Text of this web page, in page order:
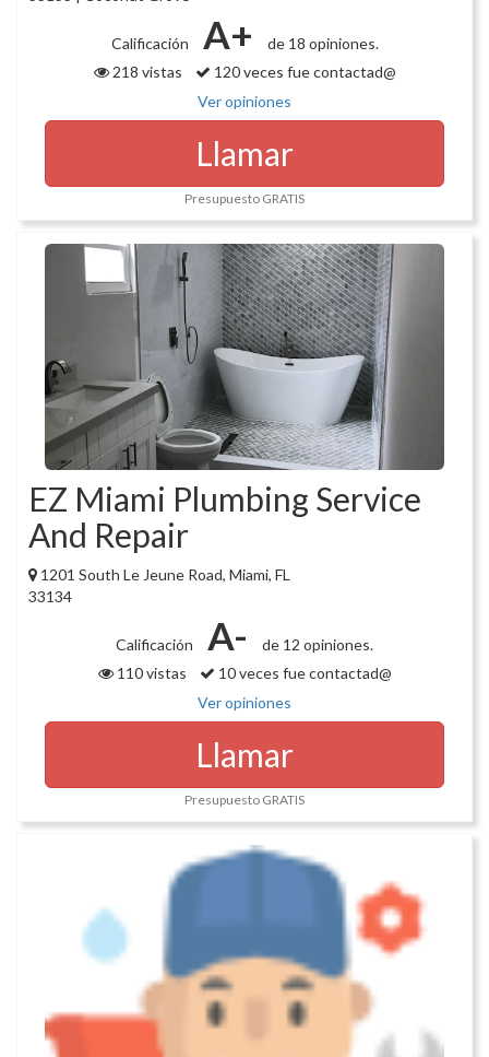
Calificación A+
de 18 opiniones.
218 vistas
120 veces fue contactad@
Ver opiniones
Llamar
Presupuesto GRATIS
EZ Miami Plumbing Service
And Repair
1201 South Le Jeune Road, Miami, FL
33134
Calificación A-
de 12 opiniones.
110 vistas
10 veces fue contactad@
Ver opiniones
Llamar
Presupuesto GRATIS